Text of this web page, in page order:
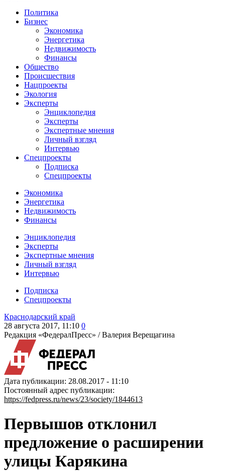
Политика
Бизнес
Экономика
Энергетика
Недвижимость
Финансы
Общество
Происшествия
Нацпроекты
Экология
Эксперты
Энциклопедия
Эксперты
Экспертные мнения
Личный взгляд
Интервью
Спецпроекты
Подписка
Спецпроекты
Экономика
Энергетика
Недвижимость
Финансы
Энциклопедия
Эксперты
Экспертные мнения
Личный взгляд
Интервью
Подписка
Спецпроекты
Краснодарский край
28 августа 2017, 11:10 0
Редакция «ФедералПресс» /Валерия Верещагина
Дата публикации: 28.08.2017 - 11:10
Постоянный адрес публикации:
https://fedpress.ru/news/23/society/1844613
Первышов отклонил
предложение о расширении
улицы Карякина